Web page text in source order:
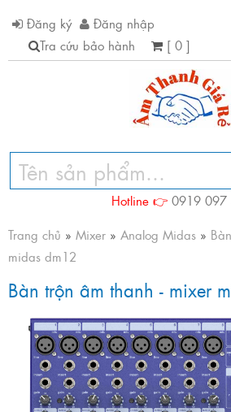
Đăng ký
Đăng nhập
Tra cứu bảo hành
[ 0 ]
Hotline 👉 0919 097
Trang chủ » Mixer » Analog Midas »
midas dm12
Bàn trộn âm thanh - mixer